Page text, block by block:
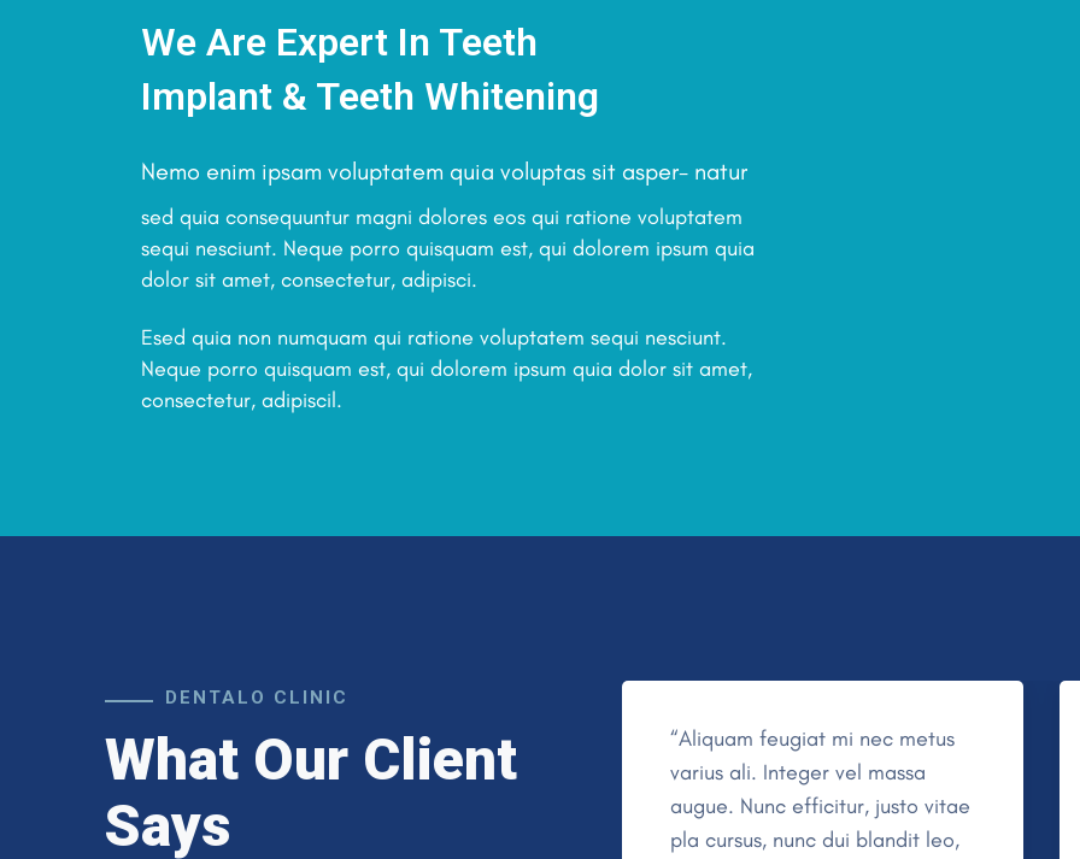
We Are Expert In Teeth
Implant & Teeth Whitening
Nemo enim ipsam voluptatem quia voluptas sit asper- natur
sed quia consequuntur magni dolores eos qui ratione voluptatem
sequi nesciunt. Neque porro quisquam est, qui dolorem ipsum quia
dolor sit amet, consectetur, adipisci.
Esed quia non numquam qui ratione voluptatem sequi nesciunt.
Neque porro quisquam est, qui dolorem ipsum quia dolor sit amet,
consectetur, adipiscil.
DENTALO CLINIC
What Our Client
Says
“Aliquam feugiat mi nec metus
varius ali. Integer vel massa
“Nulla pular aliquet orci, sed
dignissim diam. Sed volutpat
mole in frila. Pellente vel tempus
ligula, sit amet dic rtor. Sed